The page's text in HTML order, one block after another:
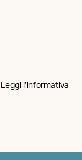
Leggi l’informativa